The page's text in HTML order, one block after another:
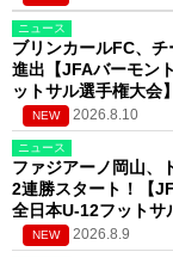
ニュース
ブリンカールFC、
進出【JFAバーモン
ットサル選手権大会】
NEW 2026.8.10
ニュース
ファジアーノ岡山、
2連勝スタート！【
全日本U-12フットサ
NEW 2026.8.9